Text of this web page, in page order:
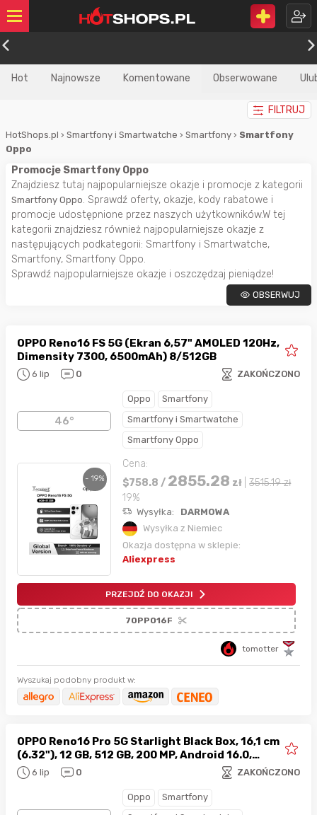
Hot Najnowsze Komentowane Obserwowane
FILTRUJ
HotShops.pl › Smartfony i Smartwatche › Smartfony › Smartfony
Oppo
Promocje Smartfony Oppo
Znajdziesz tutaj najpopularniejsze okazje i promocje z kategorii
Smartfony Oppo. Sprawdź oferty, okazje, kody rabatowe i
promocje udostępnione przez naszych użytkowników.W tej
kategorii znajdziesz również najpopularniejsze okazje z
następujących podkategorii: Smartfony i Smartwatche,
Smartfony, Smartfony Oppo.
Sprawdź najpopularniejsze okazje i oszczędzaj pieniądze!
OBSERWUJ
OPPO Reno16 FS 5G (Ekran 6,57" AMOLED 120Hz,
Dimensity 7300, 6500mAh) 8/512GB
6 lip 0 ZAKOŃCZONO
46°
Oppo
Smartfony
Smartfony i Smartwatche
Smartfony Oppo
- 19%
Cena:
$758.8 / 2855.28 zł 3515.19zł
19%
Wysyłka:
DARMOWA
Wysyłka z Niemiec
Okazja dostępna w sklepie:
Aliexpress
PRZEJDŹ DO OKAZJI
7OPPO16F
tomotter
Wyszukaj podobny produkt w:
OPPO Reno16 Pro 5G Starlight Black Box, 16,1 cm
(6.32"), 12 GB, 512 GB, 200 MP, Android 16.0,
Czarny - EU Version
6 lip 0 ZAKOŃCZONO
Oppo
Smartfony